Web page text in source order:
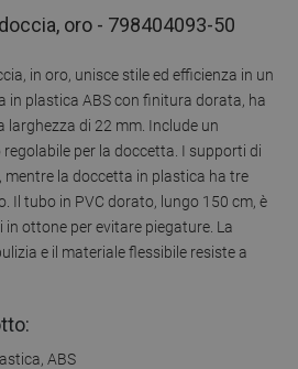
oro - 798404093-50
in oro, unisce stile ed efficienza in un
in plastica ABS con finitura dorata, ha
larghezza di 22 mm. Include un
per la doccetta. I supporti di
la doccetta in plastica ha tre
Il tubo in PVC dorato, lungo 150 cm, è
ottone per evitare piegature. La
e il materiale flessibile resiste a
ABS